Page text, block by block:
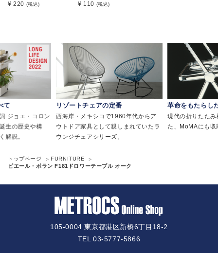
¥ 220 (税込) ¥ 110 (税込)
て
ジョエ・コロン
生の歴史や構
解説。
リゾートチェアの定番
西海岸・メキシコで1960年代からア
ウトドア家具として親しまれていたラ
ウンジチェアシリーズ。
革命をもたらし
現代の折りたた
た、MoMAにも収
トップページ
FURNITURE
ピエール・ポラン F181ドロワーテーブル オーク
105-0004 東京都港区新橋6丁目18-2
TEL 03-5777-5866